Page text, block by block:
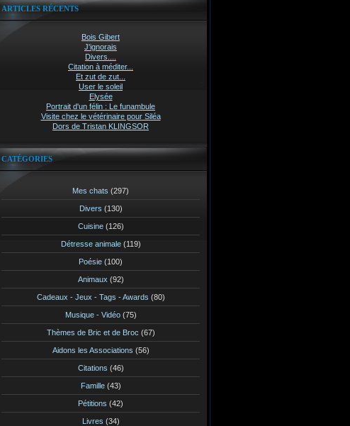
ARTICLES RÉCENTS
Bois Gibert
J'ignorais
Divers....
Citation à méditer...
Et zut de zut...
User le soleil
Elysée
Portrait d'un félin : Le funambule
Visite chez le vétérinaire pour Siléa
Dors de Tristan KLINGSOR
CATÉGORIES
Mes chats (297)
Divers (130)
Cuisine(126)
Détresse animale(119)
Poésie (100)
Animaux (92)
Cadeaux - Jeux - Tags - Awards (80)
Musique - Vidéo(75)
Thèmes de Bric et de Broc (67)
Aidons les Associations (56)
Citations (46)
Famille(43)
Pétitions (42)
Livres (34)